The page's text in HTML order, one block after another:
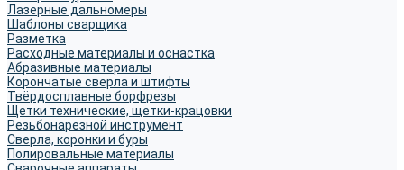
Лазерные дальномеры
Шаблоны сварщика
Разметка
Расходные материалы и оснастка
Абразивные материалы
Корончатые сверла и штифты
Твёрдосплавные борфрезы
Щетки технические, щетки-крацовки
Резьбонарезной инструмент
Сверла, коронки и буры
Полировальные материалы